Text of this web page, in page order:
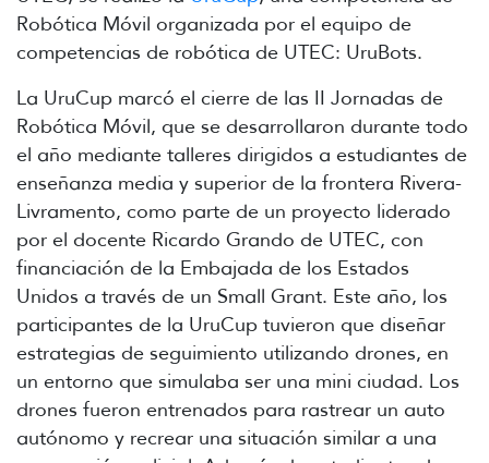
Robótica Móvil organizada por el equipo de
competencias de robótica de UTEC: UruBots.
La UruCup marcó el cierre de las II Jornadas de
Robótica Móvil, que se desarrollaron durante todo
el año mediante talleres dirigidos a estudiantes de
enseñanza media y superior de la frontera Rivera-
Livramento, como parte de un proyecto liderado
por el docente Ricardo Grando de UTEC, con
financiación de la Embajada de los Estados
Unidos a través de un Small Grant. Este año, los
participantes de la UruCup tuvieron que diseñar
estrategias de seguimiento utilizando drones, en
un entorno que simulaba ser una mini ciudad. Los
drones fueron entrenados para rastrear un auto
autónomo y recrear una situación similar a una